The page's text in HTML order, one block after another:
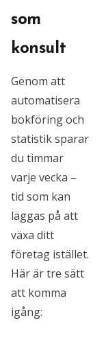
som
konsult
Genom att
automatisera
bokföring och
statistik sparar
du timmar
varje vecka –
tid som kan
läggas på att
växa ditt
företag istället.
Här är tre sätt
att komma
igång: